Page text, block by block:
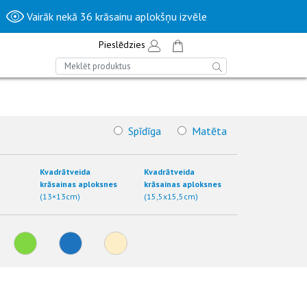
Vairāk nekā 36 krāsainu aplokšņu izvēle
Pieslēdzies
Spīdīga Matēta
Kvadrātveida
krāsainas aploksnes
(13×13cm)
Kvadrātveida
krāsainas aploksnes
(15,5x15,5cm)